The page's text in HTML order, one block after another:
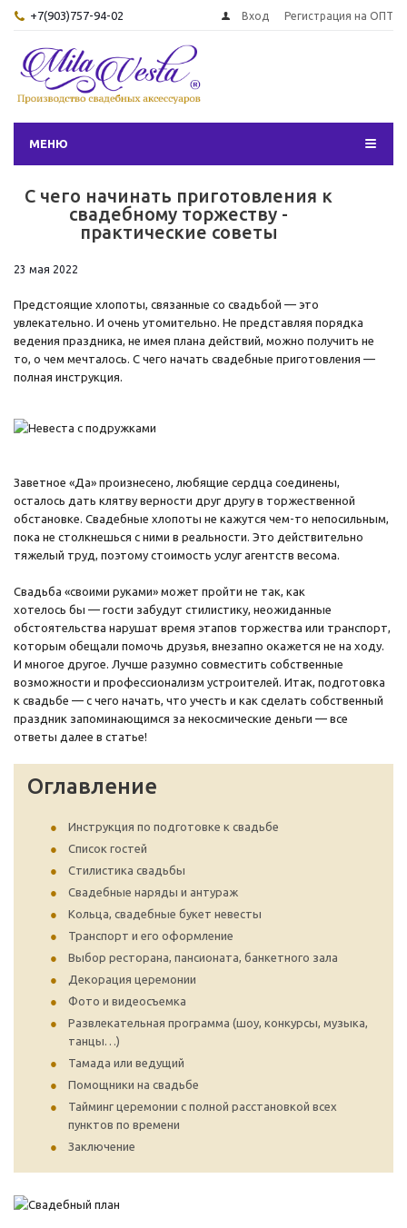
+7(903)757-94-02 Вход Регистрация на ОПТ
МЕНЮ
С чего начинать приготовления к
свадебному торжеству -
практические советы
23 мая 2022
Предстоящие хлопоты, связанные со свадьбой — это
увлекательно. И очень утомительно. Не представляя порядка
ведения праздника, не имея плана действий, можно получить не
то, о чем мечталось. С чего начать свадебные приготовления —
полная инструкция.
Заветное «Да» произнесено, любящие сердца соединены,
осталось дать клятву верности друг другу в торжественной
обстановке. Свадебные хлопоты не кажутся чем-то непосильным,
пока не столкнешься с ними в реальности. Это действительно
тяжелый труд, поэтому стоимость услуг агентств весома.
Свадьба «своими руками» может пройти не так, как
хотелось бы — гости забудут стилистику, неожиданные
обстоятельства нарушат время этапов торжества или транспорт,
которым обещали помочь друзья, внезапно окажется не на ходу.
И многое другое. Лучше разумно совместить собственные
возможности и профессионализм устроителей. Итак, подготовка
к свадьбе — с чего начать, что учесть и как сделать собственный
праздник запоминающимся за некосмические деньги — все
ответы далее в статье!
Оглавление
Инструкция по подготовке к свадьбе
Список гостей
Стилистика свадьбы
Свадебные наряды и антураж
Кольца, свадебные букет невесты
Транспорт и его оформление
Выбор ресторана, пансионата, банкетного зала
Декорация церемонии
Фото и видеосъемка
Развлекательная программа (шоу, конкурсы, музыка,
танцы…)
Тамада или ведущий
Помощники на свадьбе
Тайминг церемонии с полной расстановкой всех
пунктов по времени
Заключение